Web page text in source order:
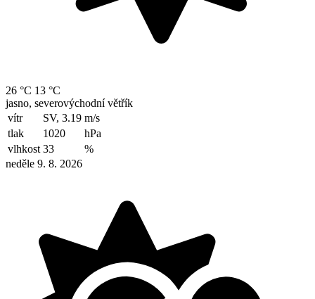
26 °C 13 °C
jasno, severovýchodní větřík
vítr
SV, 3.19 m/s
tlak
1020
hPa
vlhkost 33
%
neděle 9. 8. 2026